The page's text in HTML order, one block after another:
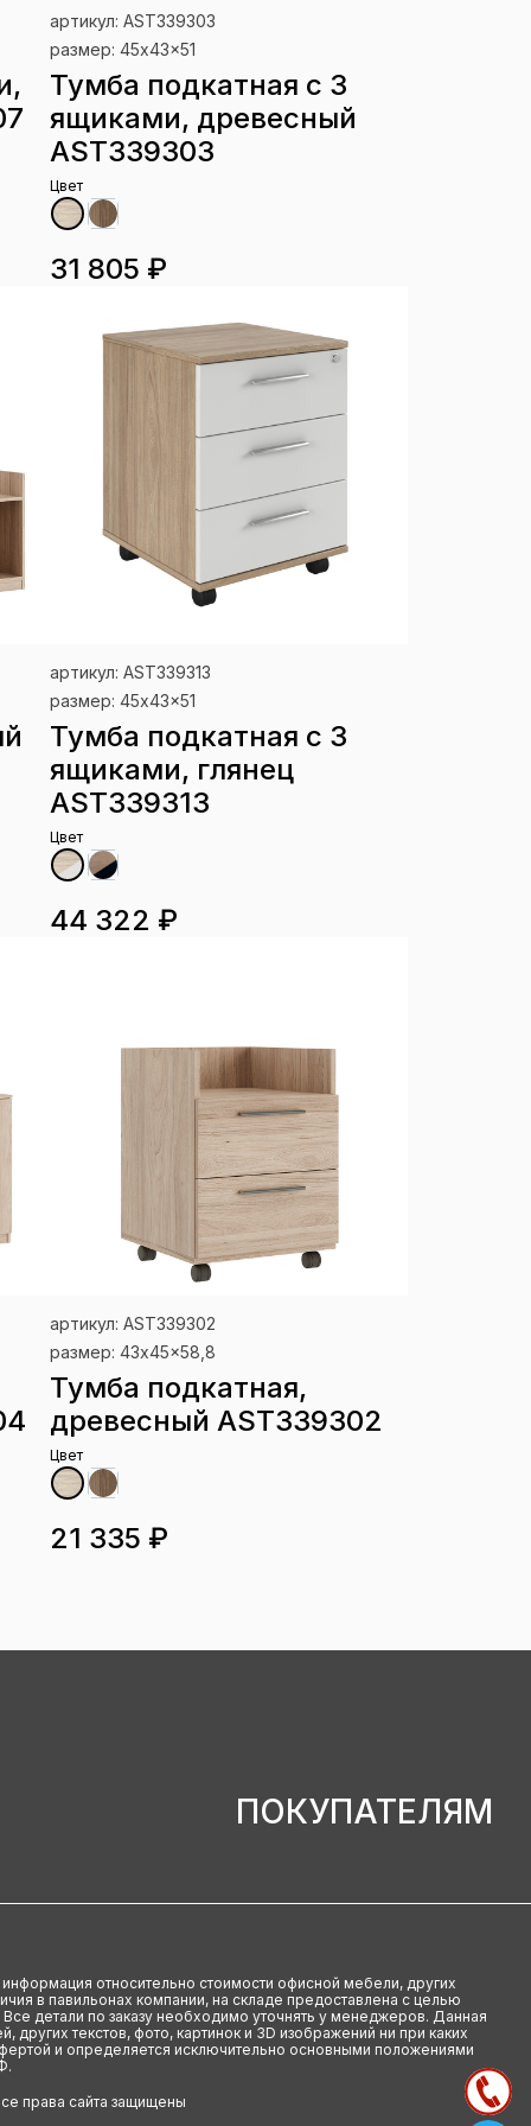
артикул: AST339303
размер: 45x43x51
Тумба подкатная с 3
ящиками, древесный
AST339303
Цвет
31 805 ₽
артикул: AST339313
размер: 45x43x51
Тумба подкатная с 3
ящиками, глянец
AST339313
Цвет
44 322 ₽
артикул: AST339302
размер: 43x45x58,8
Тумба подкатная,
древесный AST339302
Цвет
21 335 ₽
ПОКУПАТЕЛЯМ
относительно стоимости офисной мебели, других
в павильонах компании, на складе предоставлена с целью
детали по заказу необходимо уточнять у менеджеров. Данная
других текстов, фото, картинок и 3D изображений ни при каких
и определяется исключительно основными положениями
права сайта защищены